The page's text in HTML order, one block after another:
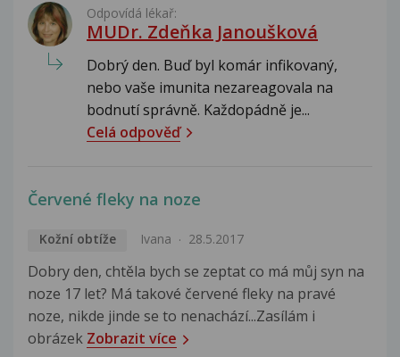
Odpovídá lékař:
MUDr. Zdeňka Janoušková
Dobrý den. Buď byl komár infikovaný,
nebo vaše imunita nezareagovala na
bodnutí správně. Každopádně je...
Celá odpověď
Červené fleky na noze
Kožní obtíže Ivana 28.5.2017
Dobry den, chtěla bych se zeptat co má můj syn na
noze 17 let? Má takové červené fleky na pravé
noze, nikde jinde se to nenachází...Zasílám i
obrázek Zobrazit více